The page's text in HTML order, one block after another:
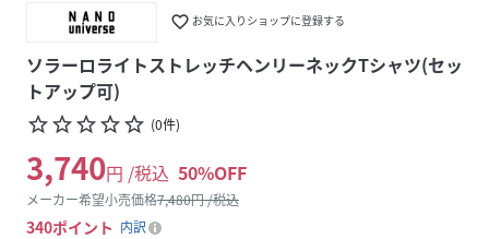
favorite_border お気に入りショップに登録する
ソラーロライトストレッチヘンリーネックTシャツ(セッ
トアップ可)
star_borderstar_borderstar_borderstar_borderstar_border (0件)
3,740円 /税込 50%OFF
メーカー希望小売価格7,480円 /税込
340ポイント 内訳